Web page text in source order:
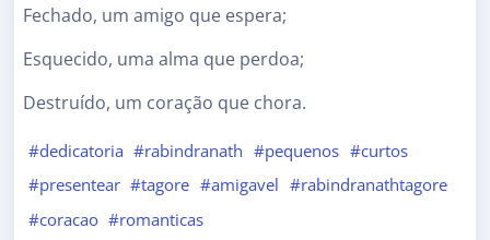
Fechado, um amigo que espera;
Esquecido, uma alma que perdoa;
Destruído, um coração que chora.
#dedicatoria #rabindranath #pequenos #curtos
#presentear #tagore #amigavel #rabindranathtagore
#coracao #romanticas